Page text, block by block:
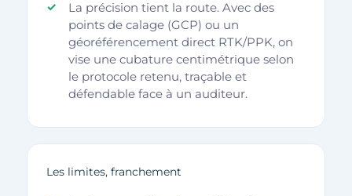
La précision tient la route. Avec des
points de calage (GCP) ou un
géoréférencement direct RTK/PPK, on
vise une cubature centimétrique selon
le protocole retenu, traçable et
défendable face à un auditeur.
Les limites, franchement